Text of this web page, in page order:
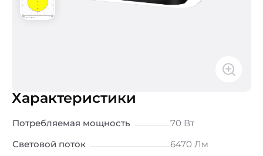
Характеристики
Потребляемая мощность
70 Вт
Световой поток
6470 Лм